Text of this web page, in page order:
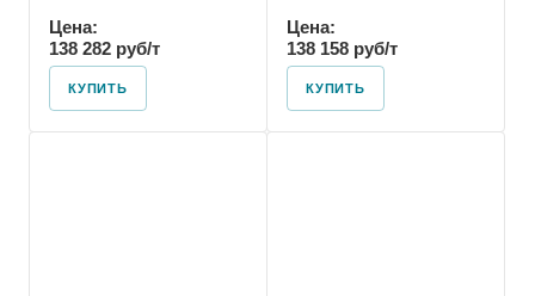
Цена:
138 282 руб/т
КУПИТЬ
Цена:
138 158 руб/т
КУПИТЬ